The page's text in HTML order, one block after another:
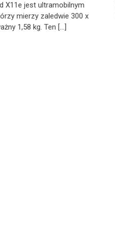
X11e jest ultramobilnym
mierzy zaledwie 300 x
1,58 kg. Ten […]